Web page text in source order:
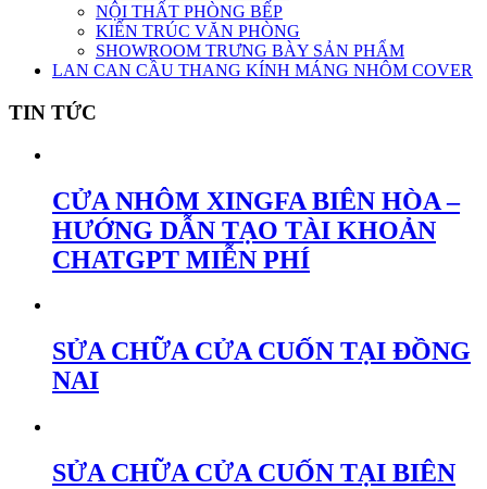
NỘI THẤT PHÒNG BẾP
KIẾN TRÚC VĂN PHÒNG
SHOWROOM TRƯNG BÀY SẢN PHẨM
LAN CAN CẦU THANG KÍNH MÁNG NHÔM COVER
TIN TỨC
CỬA NHÔM XINGFA BIÊN HÒA –
HƯỚNG DẪN TẠO TÀI KHOẢN
CHATGPT MIỄN PHÍ
SỬA CHỮA CỬA CUỐN TẠI ĐỒNG
NAI
SỬA CHỮA CỬA CUỐN TẠI BIÊN